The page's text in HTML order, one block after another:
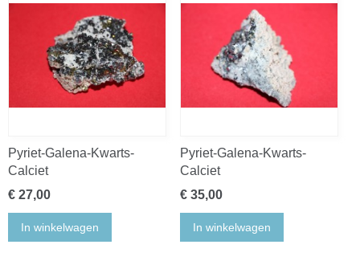
Pyriet-Galena-Kwarts-
Calciet
€ 27,00
In winkelwagen
Pyriet-Galena-Kwarts-
Calciet
€ 35,00
In winkelwagen